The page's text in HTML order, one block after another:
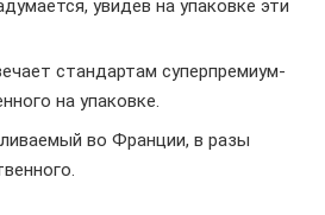
увидев на упаковке эти
стандартам суперпремиум-
на упаковке.
во Франции, в разы